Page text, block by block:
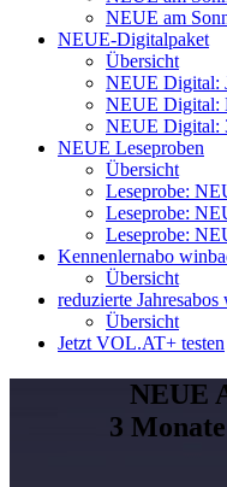
NEUE am
NEUE-Digitalpaket
Übersicht
NEUE Digital:
NEUE Digital:
NEUE Digital:
NEUE Leseproben
Übersicht
Leseprobe:
Leseprobe:
Leseprobe:
Kennenlernabo
Übersicht
reduzierte
Übersicht
Jetzt VOL.AT+ testen
NEUE
3